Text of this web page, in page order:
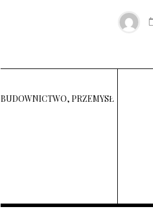
BUDOWNICTWO, PRZEMYSŁ